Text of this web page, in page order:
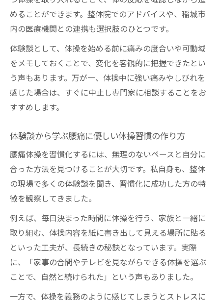
めることができます。整体院でのアドバイスや、稲城市
内の医療機関との連携も選択肢のひとつです。
体験談として、体操を始める前に痛みの度合いや可動域
をメモしておくことで、変化を客観的に把握できたとい
う声もあります。万が一、体操中に強い痛みやしびれを
感じた場合は、すぐに中止し専門家に相談することをお
すすめします。
体験談から学ぶ腰痛に優しい体操習慣の作り方
腰痛体操を習慣化するには、無理のないペースと自分に
合った方法を見つけることが大切です。私自身も、整体
の現場で多くの体験談を聞き、習慣化に成功した方の特
徴を観察してきました。
例えば、毎日決まった時間に体操を行う、家族と一緒に
取り組む、体操内容を紙に書き出して見える場所に貼る
といった工夫が、長続きの秘訣となっています。実際
に、「家事の合間やテレビを見ながらできる体操を選ぶ
ことで、自然と続けられた」という声もありました。
一方で、体操を義務のように感じてしまうとストレスに